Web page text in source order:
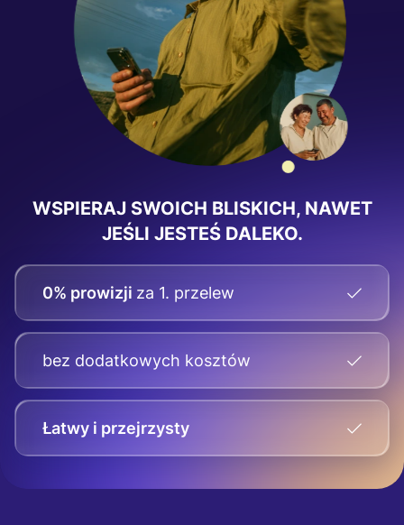
WSPIERAJ SWOICH BLISKICH, NAWET
JEŚLI JESTEŚ DALEKO.
0% prowizji za 1. przelew
bez dodatkowych kosztów
Łatwy i przejrzysty